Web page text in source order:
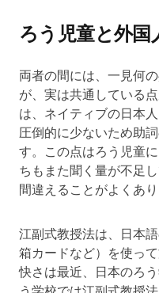
ろう児童と外国
両者の間には、一見何
が、実は共通している
は、ネイティブの日本
圧倒的に少ないため助
す。この点はろう児童
ちもまた聞く量が不足
間違えることがよくあり
江副式教授法は、日本
箱カードなど）を使っ
快さは最近、日本のろ